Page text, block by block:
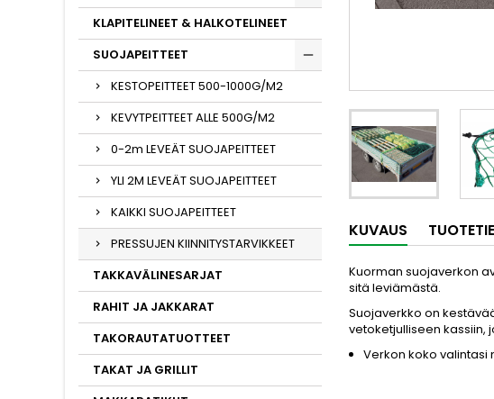
KLAPITELINEET & HALKOTELINEET
SUOJAPEITTEET
KESTOPEITTEET 500-1000G/M2
KEVYTPEITTEET ALLE 500G/M2
0-2m LEVEÄT SUOJAPEITTEET
YLI 2M LEVEÄT SUOJAPEITTEET
KAIKKI SUOJAPEITTEET
PRESSUJEN KIINNITYSTARVIKKEET
TAKKAVÄLINESARJAT
RAHIT JA JAKKARAT
TAKORAUTATUOTTEET
TAKAT JA GRILLIT
KUVAUS
Kuorman suojaverkon
sitä leviämästä.
Suojaverkko on
vetoketjulliseen kassiin,
Verkon koko valintasi